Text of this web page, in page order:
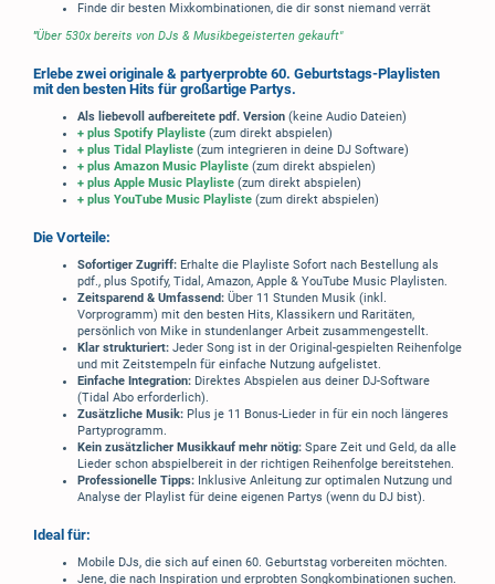
Finde dir besten Mixkombinationen, die dir sonst niemand verrät
"Über 530x bereits von DJs & Musikbegeisterten gekauft"
Erlebe zwei originale & partyerprobte 60. Geburtstags-Playlisten
mit den besten Hits für großartige Partys.
Als liebevoll aufbereitete pdf. Version (keine Audio Dateien)
+ plus Spotify Playliste (zum direkt abspielen)
+ plus Tidal Playliste (zum integrieren in deine DJ Software)
+ plus Amazon Music Playliste (zum direkt abspielen)
+ plus Apple Music Playliste (zum direkt abspielen)
+ plus YouTube Music Playliste (zum direkt abspielen)
Die Vorteile:
Sofortiger Zugriff: Erhalte die Playliste Sofort nach Bestellung als
pdf., plus Spotify, Tidal, Amazon, Apple & YouTube Music Playlisten.
Zeitsparend & Umfassend: Über 11 Stunden Musik (inkl.
Vorprogramm) mit den besten Hits, Klassikern und Raritäten,
persönlich von Mike in stundenlanger Arbeit zusammengestellt.
Klar strukturiert: Jeder Song ist in der Original-gespielten Reihenfolge
und mit Zeitstempeln für einfache Nutzung aufgelistet.
Einfache Integration: Direktes Abspielen aus deiner DJ-Software
(Tidal Abo erforderlich).
Zusätzliche Musik: Plus je 11 Bonus-Lieder in für ein noch längeres
Partyprogramm.
Kein zusätzlicher Musikkauf mehr nötig: Spare Zeit und Geld, da alle
Lieder schon abspielbereit in der richtigen Reihenfolge bereitstehen.
Professionelle Tipps: Inklusive Anleitung zur optimalen Nutzung und
Analyse der Playlist für deine eigenen Partys (wenn du DJ bist).
Ideal für:
Mobile DJs, die sich auf einen 60. Geburtstag vorbereiten möchten.
Jene, die nach Inspiration und erprobten Songkombinationen suchen.